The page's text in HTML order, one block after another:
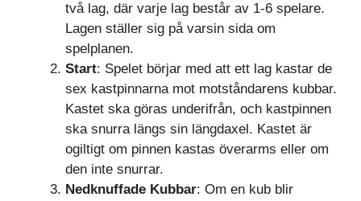
två lag, där varje lag består av 1-6 spelare.
Lagen ställer sig på varsin sida om
spelplanen.
Start: Spelet börjar med att ett lag kastar de
sex kastpinnarna mot motståndarens kubbar.
Kastet ska göras underifrån, och kastpinnen
ska snurra längs sin längdaxel. Kastet är
ogiltigt om pinnen kastas överarms eller om
den inte snurrar.
Nedknuffade Kubbar: Om en kub blir